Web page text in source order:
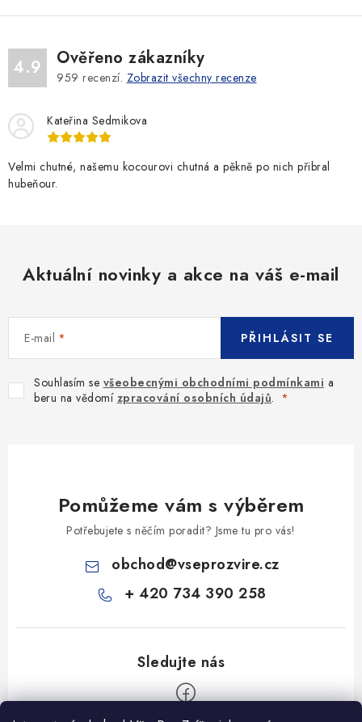
4.9 Ověřeno zákazníky
959 recenzí. Zobrazit všechny recenze
Kateřina Sedmikova
Velmi chutné, našemu kocourovi chutná a pěkně po nich přibral
hubeňour.
Aktuální novinky a akce na váš e-mail
E-mail
Souhlasím se všeobecnými obchodními podmínkami a
beru na vědomí zpracování osobních údajů.
PŘIHLÁSIT SE
Pomůžeme vám s výběrem
Potřebujete s něčím poradit? Jsme tu pro vás!
obchod@vseprozvire.cz
+ 420 734 390 258